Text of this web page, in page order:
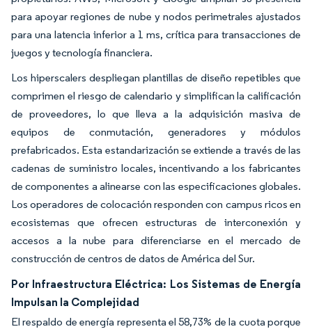
para apoyar regiones de nube y nodos perimetrales ajustados
para una latencia inferior a 1 ms, crítica para transacciones de
juegos y tecnología financiera.
Los hiperscalers despliegan plantillas de diseño repetibles que
comprimen el riesgo de calendario y simplifican la calificación
de proveedores, lo que lleva a la adquisición masiva de
equipos de conmutación, generadores y módulos
prefabricados. Esta estandarización se extiende a través de las
cadenas de suministro locales, incentivando a los fabricantes
de componentes a alinearse con las especificaciones globales.
Los operadores de colocación responden con campus ricos en
ecosistemas que ofrecen estructuras de interconexión y
accesos a la nube para diferenciarse en el mercado de
construcción de centros de datos de América del Sur.
Por Infraestructura Eléctrica: Los Sistemas de Energía
Impulsan la Complejidad
El respaldo de energía representa el 58,73% de la cuota porque